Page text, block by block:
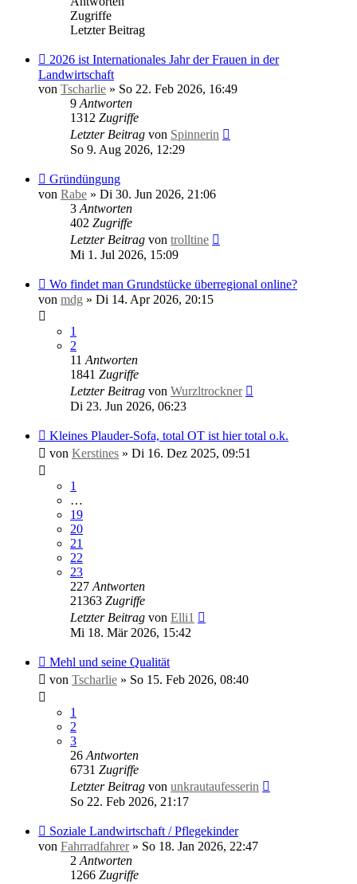
Zugriffe
Letzter Beitrag
2026 ist Internationales Jahr der Frauen in der
Landwirtschaft
von Tscharlie » So 22. Feb 2026, 16:49
9 Antworten
1312 Zugriffe
Letzter Beitrag von Spinnerin
So 9. Aug 2026, 12:29
Gründüngung
von Rabe » Di 30. Jun 2026, 21:06
3 Antworten
402 Zugriffe
Letzter Beitrag von trolltine
Mi 1. Jul 2026, 15:09
Wo findet man Grundstücke überregional online?
von mdg » Di 14. Apr 2026, 20:15
1
2
11 Antworten
1841 Zugriffe
Letzter Beitrag von Wurzltrockner
Di 23. Jun 2026, 06:23
Kleines Plauder-Sofa, total OT ist hier total o.k.
von Kerstines » Di 16. Dez 2025, 09:51
1
…
19
20
21
22
23
227 Antworten
21363 Zugriffe
Letzter Beitrag von Elli1
Mi 18. Mär 2026, 15:42
Mehl und seine Qualität
von Tscharlie » So 15. Feb 2026, 08:40
1
2
3
26 Antworten
6731 Zugriffe
Letzter Beitrag von unkrautaufesserin
So 22. Feb 2026, 21:17
Soziale Landwirtschaft / Pflegekinder
von Fahrradfahrer» So 18. Jan 2026, 22:47
2 Antworten
1266 Zugriffe